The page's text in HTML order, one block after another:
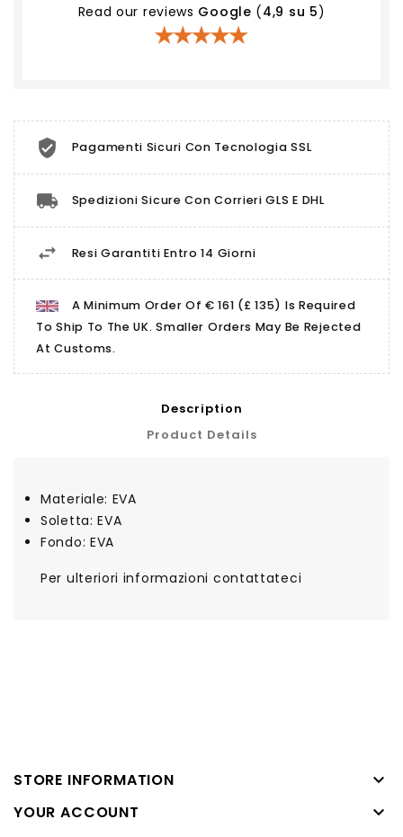
Read our reviews Google (4,9 su 5)
Pagamenti Sicuri Con Tecnologia SSL
Spedizioni Sicure Con Corrieri GLS E DHL
Resi Garantiti Entro 14 Giorni
A Minimum Order Of € 161 (£ 135) Is Required
To Ship To The UK. Smaller Orders May Be Rejected
At Customs.
Description
Product Details
Materiale: EVA
Soletta: EVA
Fondo: EVA
Per ulteriori informazioni contattateci
STORE INFORMATION 
YOUR ACCOUNT 